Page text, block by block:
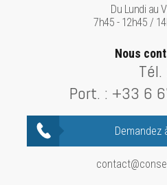
Du Lundi au
7h45 - 12h45 /
Nous
Tél.
Port. : +33 6
Demandez